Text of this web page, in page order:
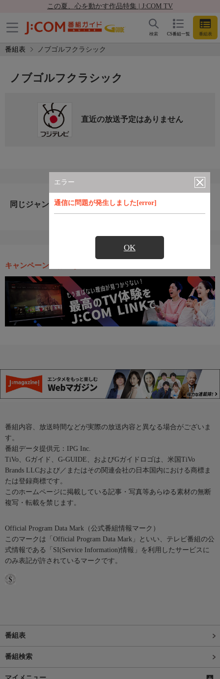
この夏、心を動かす作品特集 | J:COM TV
CS番組一覧 番組表
検索
番組表 ノブゴルフクラシック
エラー
通信に問題が発生しました[error]
OK
ノブゴルフクラシック
直近の放送予定はありません
同じジャンルのおすすめ番組
キャンペーン・お得な情報
番組内容、放送時間などが実際の放送内容と異なる場合がございま
す。
番組データ提供元：IPG Inc.
TiVo、Gガイド、G-GUIDE、およびGガイドロゴは、米国TiVo
Brands LLCおよび／またはその関連会社の日本国内における商標ま
たは登録商標です。
このホームページに掲載している記事・写真等あらゆる素材の無断
複写・転載を禁じます。
Official Program Data Mark（公式番組情報マーク）
このマークは「Official Program Data Mark」といい、テレビ番組の公
式情報である「SI(Service Information)情報」を利用したサービスに
のみ表記が許されているマークです。
番組表
番組検索